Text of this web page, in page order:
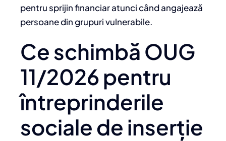
pentru sprijin financiar atunci când angajează
persoane din grupuri vulnerabile.
Ce schimbă OUG
11/2026 pentru
întreprinderile
sociale de inserție